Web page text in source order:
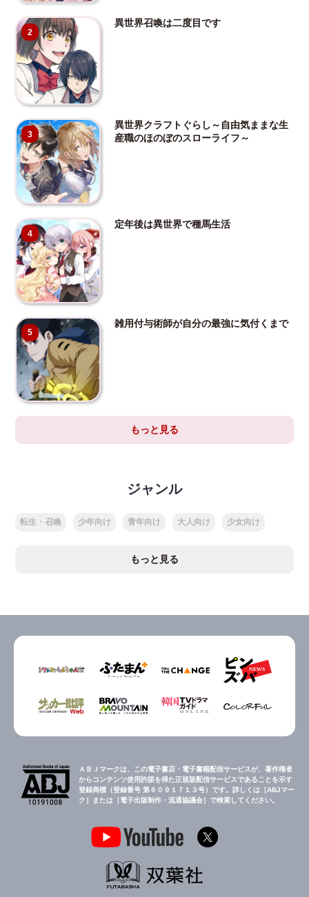
2
異世界召喚は二度目です
3
異世界クラフトぐらし～自由気ままな生
産職のほのぼのスローライフ～
4
定年後は異世界で種馬生活
5
雑用付与術師が自分の最強に気付くまで
もっと見る
ジャンル
転生・召喚 少年向け 青年向け 大人向け 少女向け
もっと見る
ＡＢＪマークは、この電子書店・電子書籍配信サービスが、著作権者
からコンテンツ使用許諾を得た正規版配信サービスであることを示す
登録商標（登録番号 第６０９１７１３号）です。詳しくは［ABJマー
ク］または［電子出版制作・流通協議会］で検索してください。